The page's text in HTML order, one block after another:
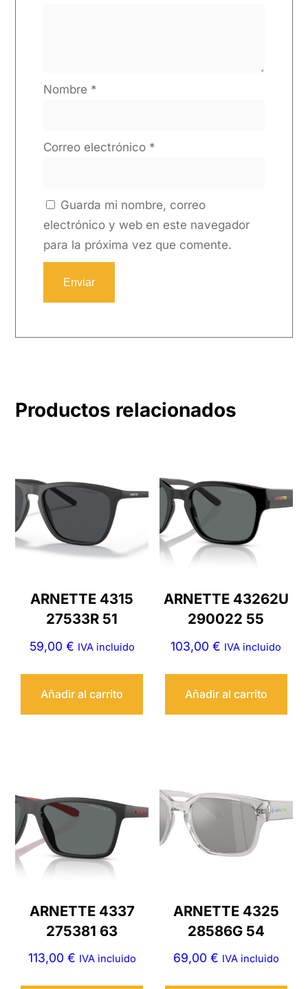
Nombre *
Correo electrónico *
Guarda mi nombre, correo
electrónico y web en este navegador
para la próxima vez que comente.
Productos relacionados
ARNETTE 4315
27533R 51
59,00 € IVA incluido
Añadir al carrito
ARNETTE 43262U
290022 55
103,00€ IVA incluido
Añadir al carrito
ARNETTE 4337
275381 63
113,00 € IVA incluido
ARNETTE 4325
28586G 54
69,00 € IVA incluido